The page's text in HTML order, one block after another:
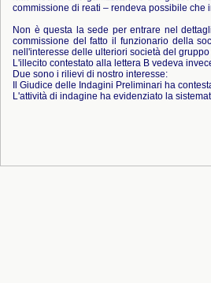
commissione di reati – rendeva possibile
Non è questa la sede per entrare nel
commissione del fatto il funzionario della
nell'interesse delle ulteriori società del
L'illecito contestato alla lettera B vedeva
Due sono i rilievi di nostro interesse:
Il Giudice delle Indagini Preliminari ha
L'attività di indagine ha evidenziato la